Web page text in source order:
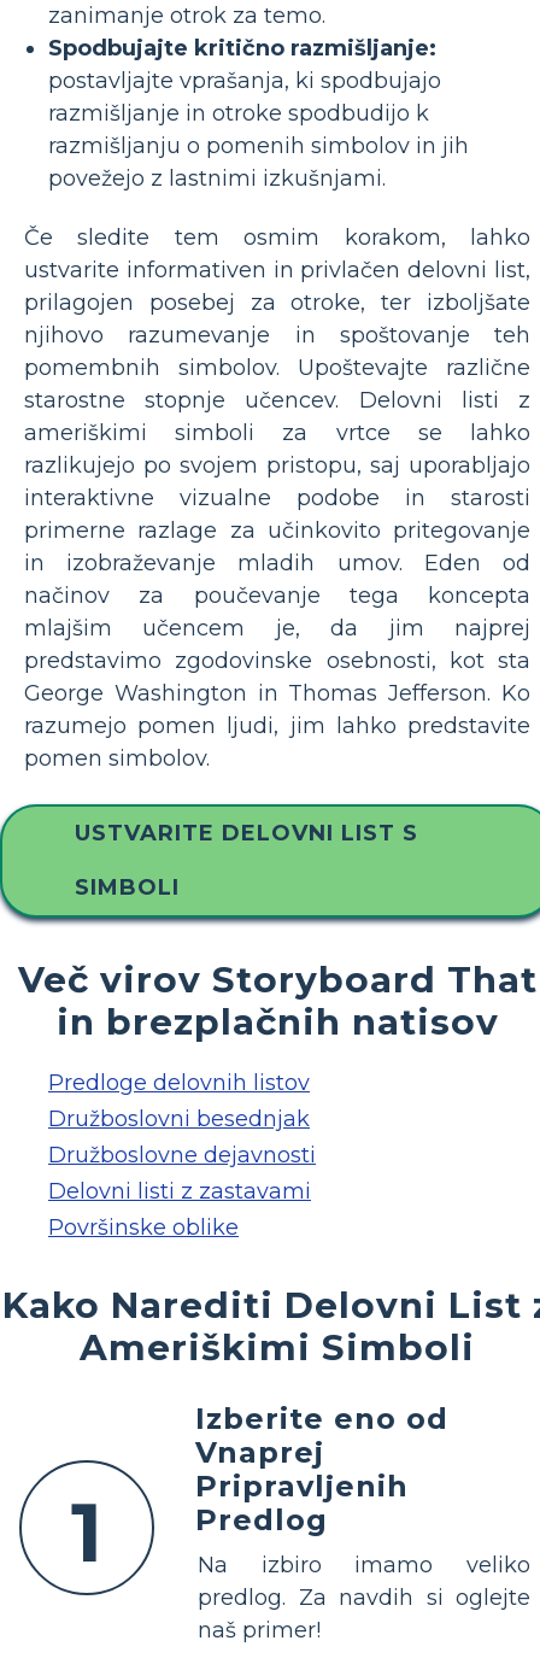
zanimanje otrok za temo.
Spodbujajte kritično razmišljanje:
postavljajte vprašanja, ki spodbujajo
razmišljanje in otroke spodbudijo k
razmišljanju o pomenih simbolov in jih
povežejo z lastnimi izkušnjami.
Če sledite tem osmim korakom, lahko
ustvarite informativen in privlačen delovni list,
prilagojen posebej za otroke, ter izboljšate
njihovo razumevanje in spoštovanje teh
pomembnih simbolov. Upoštevajte različne
starostne stopnje učencev. Delovni listi z
ameriškimi simboli za vrtce se lahko
razlikujejo po svojem pristopu, saj uporabljajo
interaktivne vizualne podobe in starosti
primerne razlage za učinkovito pritegovanje
in izobraževanje mladih umov. Eden od
načinov za poučevanje tega koncepta
mlajšim učencem je, da jim najprej
predstavimo zgodovinske osebnosti, kot sta
George Washington in Thomas Jefferson. Ko
razumejo pomen ljudi, jim lahko predstavite
pomen simbolov.
USTVARITE DELOVNI LIST S
SIMBOLI
Več virov Storyboard That
in brezplačnih natisov
Predloge delovnih listov
Družboslovni besednjak
Družboslovne dejavnosti
Delovni listi z zastavami
Površinske oblike
Kako Narediti Delovni List
Ameriškimi Simboli
1
Izberite eno od
Vnaprej
Pripravljenih
Predlog
Na izbiro imamo veliko
predlog. Za navdih si oglejte
naš primer!